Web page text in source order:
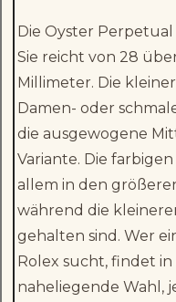
Die Oyster
Sie reicht von 28
Millimeter. Die
Damen- oder
die ausgewogene
Variante. Die
allem in den
während die
gehalten sind. Wer
Rolex sucht, findet in
naheliegende Wahl,